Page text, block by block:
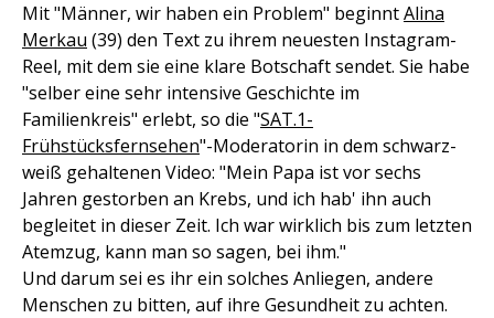
Mit "Männer, wir haben ein Problem" beginntAlina
Merkau (39) den Text zu ihrem neuesten Instagram-
Reel, mit dem sie eine klare Botschaft sendet. Sie habe
"selber eine sehr intensive Geschichte im
Familienkreis" erlebt, so die "SAT.1-
Frühstücksfernsehen"-Moderatorin in dem schwarz-
weiß gehaltenen Video: "Mein Papa ist vor sechs
Jahren gestorben an Krebs, und ich hab' ihn auch
begleitet in dieser Zeit. Ich war wirklich bis zum letzten
Atemzug, kann man so sagen, bei ihm."
Und darum sei es ihr ein solches Anliegen, andere
Menschen zu bitten, auf ihre Gesundheit zu achten.